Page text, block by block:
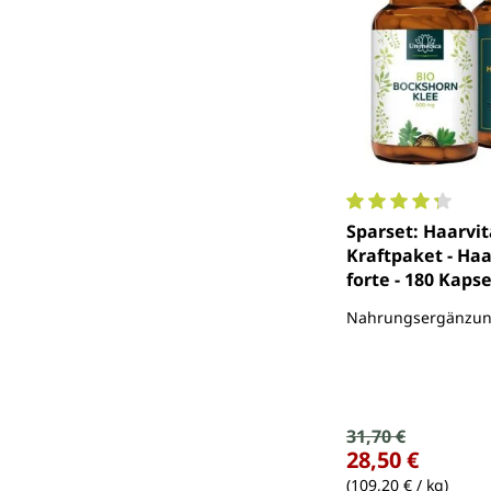
Sparset:
Kraftpaket -
forte - 180
pro Tagesdosis -
Verkaufspreis:
Regulärer Preis:
31,70 €
28,50 €
(109,20 € / kg)